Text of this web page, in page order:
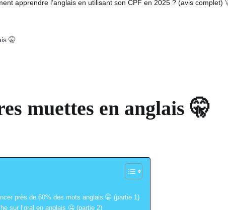
apprendre l’anglais en utilisant son CPF en 2025 ? (avis complet)
🤫
muettes en anglais 🤫
près de 60% des mots anglais 🤫 (partie 1)
sur l’oral en anglais 🤐 (partie 2)